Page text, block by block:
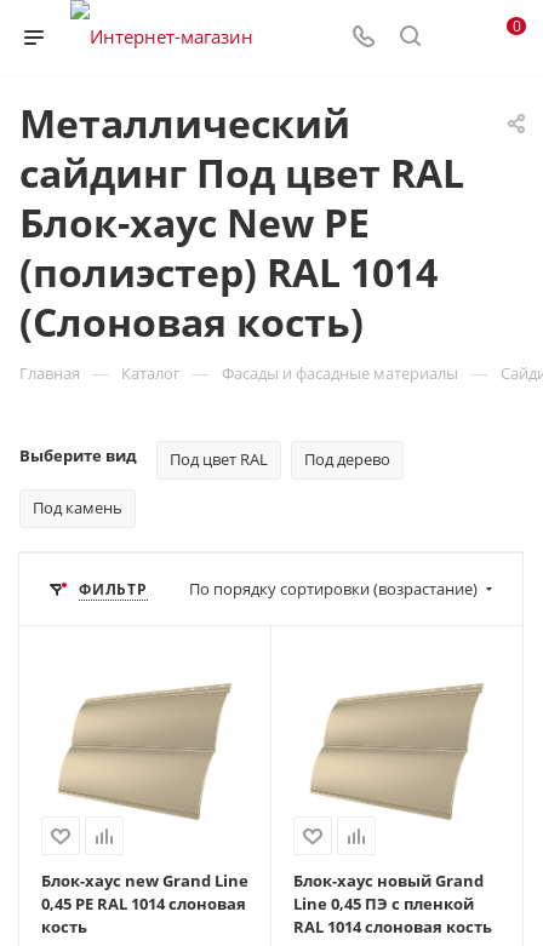
0
Металлический
сайдинг Под цвет RAL
Блок-хаус New PE
(полиэстер) RAL 1014
(Слоновая кость)
Главная — Каталог — Фасады и фасадные материалы —
Выберите вид Под цвет RAL Под дерево
Под камень
ФИЛЬТР По порядку сортировки (возрастание)
Блок-хаус new Grand Line
0,45 PE RAL 1014 слоновая
кость
Блок-хаус новый Grand
Line 0,45 ПЭ с пленкой
RAL 1014 слоновая кость